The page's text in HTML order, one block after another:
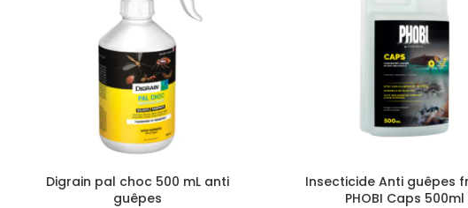
Digrain pal choc 500 mL anti
guêpes
Insecticide Anti guêpes
PHOBI Caps 500ml